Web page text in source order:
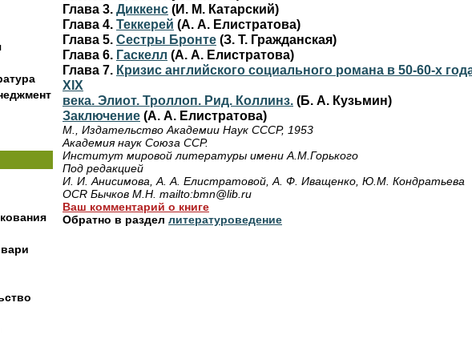
Глава 3. Диккенс (И. М. Катарский)
Глава 4. Теккерей (А. А. Елистратова)
Глава 5. Сестры Бронте (З. Т. Гражданская)
Глава 6. Гаскелл (А. А. Елистратова)
Глава 7. Кризис английского социального романа в 50-60-х
XIX
века. Элиот. Троллоп. Рид. Коллинз. (Б. А. Кузьмин)
Заключение (А. А. Елистратова)
М., Издательство Академии Наук СССР, 1953
Академия наук Союза ССР.
Институт мировой литературы имени А.М.Горького
Под редакцией
И. И. Анисимова, А. А. Елистратовой, А. Ф. Иващенко, Ю.М. Кондратьева
OCR Бычков М.Н. mailto:bmn@lib.ru
Ваш комментарий о книге
Обратно в раздел литературоведение